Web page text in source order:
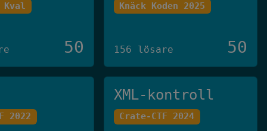
Kval
50
Knäck Koden 2025
156 lösare 50
2022
XML-kontroll
Crate-CTF 2024